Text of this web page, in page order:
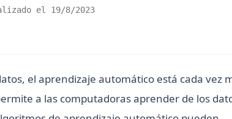
el 19/8/2023
el aprendizaje automático está cada vez
a las computadoras aprender de los